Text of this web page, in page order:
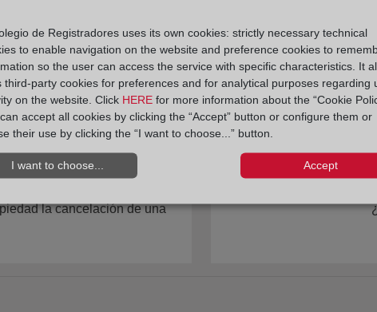
la cancelación de una
de Registradores uses its own cookies: strictly necessary technical
to enable navigation on the website and preference cookies to
so the user can access the service with specific characteristics. It
third-party cookies for preferences and for analytical purposes regarding
on the website. Click HERE for more information about the “Cookie
accept all cookies by clicking the “Accept” button or configure them or
their use by clicking the “I want to choose...” button.
I want to choose... Accept